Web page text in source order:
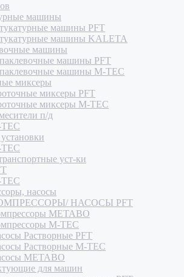
машины
машины PFT
машины KALETA
машины
машины PFT
машины M-TEC
миксеры
миксеры PFT
миксеры M-TEC
п/д
уст-ки
насосы
НАСОСЫ PFT
METABO
M-TEC
Растворные PFT
Растворные M-TEC
METABO
для машин